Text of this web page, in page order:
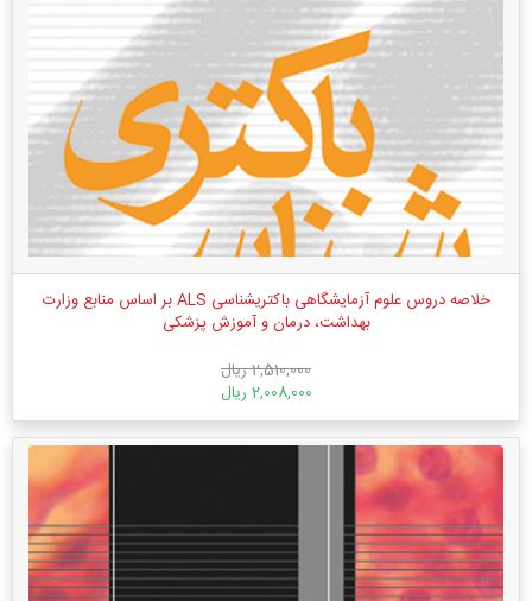
خلاصه دروس علوم آزمایشگاهی باکتریشناسی ALS بر اساس منابع وزارت
بهداشت، درمان و آموزش پزشکی
2,510,000 ریال
2,008,000 ریال